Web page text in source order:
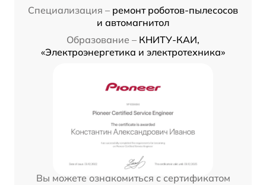
Специализация – ремонт роботов-пылесосов
и автомагнитол
Образование – КНИТУ-КАИ,
«Электроэнергетика и электротехника»
Вы можете ознакомиться с сертификатом